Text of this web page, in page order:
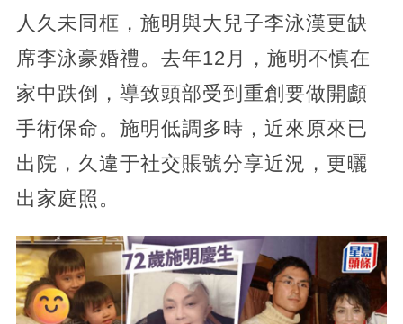
人久未同框，施明與大兒子李泳漢更缺
席李泳豪婚禮。去年12月，施明不慎在
家中跌倒，導致頭部受到重創要做開顱
手術保命。施明低調多時，近來原來已
出院，久違于社交賬號分享近況，更曬
出家庭照。